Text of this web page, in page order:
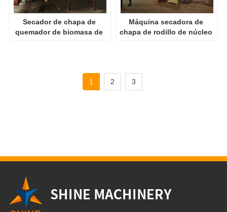
Secador de chapa de
quemador de biomasa de
Máquina secadora de
chapa de rodillo de núcleo
1 2 3